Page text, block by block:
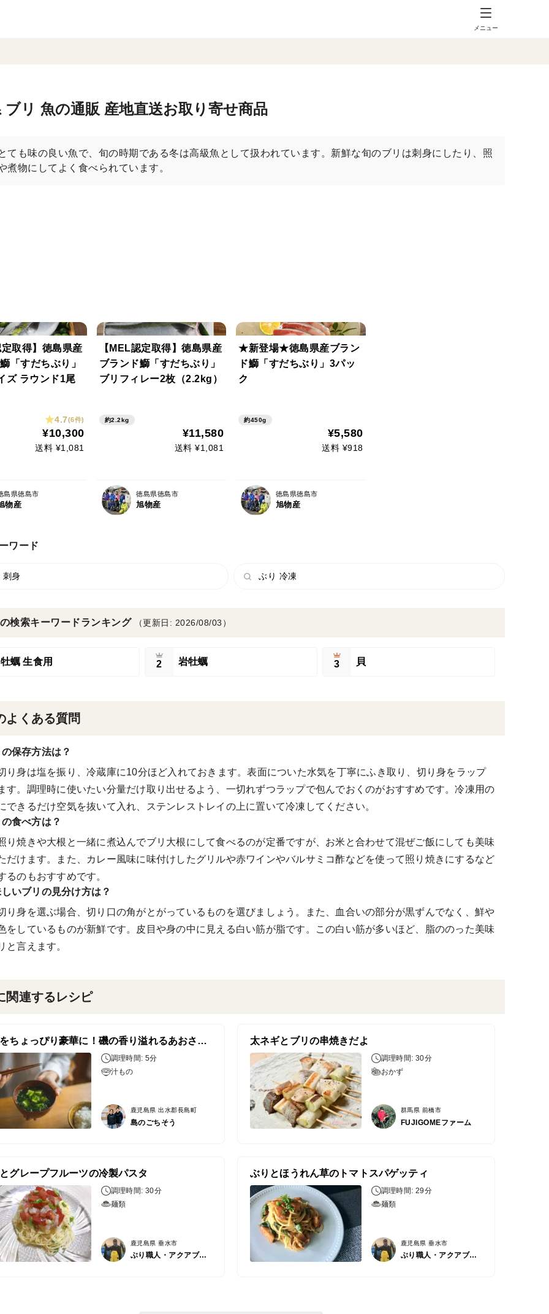
メニュー
ブリ 魚の通販 産地直送お取り寄せ商品
ても味の良い魚で、旬の時期である冬は高級魚として扱われています。新鮮な旬のブリは刺身にしたり、照
煮物にしてよく食べられています。
取得】徳島県産
「すだちぶり」
ズ ラウンド1尾
4.7(6件)
¥10,300
送料 ¥1,081
島県徳島市
物産
【MEL認定取得】徳島県産
ブランド鰤「すだちぶり」
ブリフィレー2枚（2.2kg）
約2.2kg
¥11,580
送料 ¥1,081
徳島県徳島市
旭物産
★新登場★徳島県産ブラン
ド鰤「すだちぶり」3パッ
ク
約450g
¥5,580
送料 ¥918
徳島県徳島市
旭物産
ワード
刺身 ぶり 冷凍
検索キーワードランキング （更新日: 2026/08/03）
牡蠣 生食用 2 岩牡蠣 3 貝
よくある質問
保存方法は？
り身は塩を振り、冷蔵庫に10分ほど入れておきます。表面についた水気を丁寧にふき取り、切り身をラップ
す。調理時に使いたい分量だけ取り出せるよう、一切れずつラップで包んでおくのがおすすめです。冷凍用の
できるだけ空気を抜いて入れ、ステンレストレイの上に置いて冷凍してください。
食べ方は？
り焼きや大根と一緒に煮込んでブリ大根にして食べるのが定番ですが、お米と合わせて混ぜご飯にしても美味
だけます。また、カレー風味に味付けしたグリルや赤ワインやバルサミコ酢などを使って照り焼きにするなど
るのもおすすめです。
いブリの見分け方は？
り身を選ぶ場合、切り口の角がとがっているものを選びましょう。また、血合いの部分が黒ずんでなく、鮮や
をしているものが新鮮です。皮目や身の中に見える白い筋が脂です。この白い筋が多いほど、脂ののった美味
と言えます。
関連するレシピ
朝食をちょっぴり豪華に！磯の香り溢れるあおさのお味噌汁
調理時間: 5分
汁もの
鹿児島県 出水郡長島町
島のごちそう
太ネギとブリの串焼きだよ
調理時間: 30分
おかず
群馬県 前橋市
FUJIGOMEファーム
グレープフルーツの冷製パスタ
調理時間: 30分
麺類
鹿児島県 垂水市
ぶり職人・アクアブルー
ぶりとほうれん草のトマトスパゲッティ
調理時間: 29分
麺類
鹿児島県 垂水市
ぶり職人・アクアブルー